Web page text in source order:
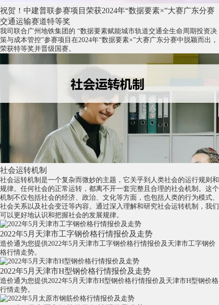
祝贺！中建普联参赛项目荣获2024年“数据要素×”大赛广东分赛
交通运输赛道特等奖
我司联合广州地铁集团的 “数据要素赋能城市轨道交通全生命周期投资决
策与成本管控”参赛项目在2024年“数据要素×”大赛广东分赛中脱颖而出，
荣获特等奖并晋级国赛。
社会运转机制
社会运转机制是一个复杂而微妙的主题，它关乎到人类社会的运行规则和
规律。任何社会的正常运转，都离不开一套完整且合理的社会机制。这个
机制不仅包括社会的经济、政治、文化等方面，也包括人类的行为模式、
社会关系以及社会变迁等内容。通过深入理解和研究社会运转机制，我们
可以更好地认识和把握社会的发展规律。
2022年5月天津市工字钢价格行情报价及走势
造价通为您提供2022年5月天津市工字钢价格行情报价及天津市工字钢价
格行情走势。
2022年5月天津市H型钢价格行情报价及走势
造价通为您提供2022年5月天津市H型钢价格行情报价及天津市H型钢价格
行情走势。